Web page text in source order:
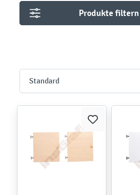
Produkte filtern